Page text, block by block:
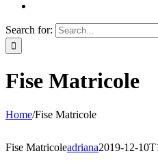
Search for:
Fise Matricole
Home/Fise Matricole
Fise Matricoleadriana2019-12-